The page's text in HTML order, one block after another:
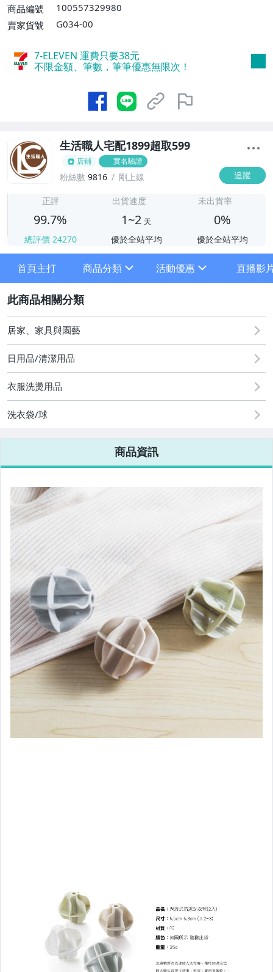
商品編號
100557329980
賣家貨號
G034-00
7-ELEVEN 運費只要38元
不限金額、筆數，筆筆優惠無限次！
生活職人宅配1899超取599
店鋪 實名驗證
粉絲數 9816 剛上線 追蹤
正評
99.7%
總評價 24270
出貨速度
1~2 天
優於全站平均
未出貨率
0%
優於全站平均
首頁主打 商品分類
⬛零食專區滿99元折扣9元
烤肉用品
⬛環保餐具
輕鬆拉推專區
■涼感製冰商品
■旅行類商品
■雨具/除濕專區
■寵物用品系列
■居家小物專區
■■美容保養與彩妝
■髮飾專區
■香氛專區
■晾曬專區
■居家安全
活動優惠
狂歡88節
[專區] 初夏陽光灑熱力 輕鬆晾曬不費力
直播影
居家、家具與園藝
日用品/清潔用品
衣服洗燙用品
洗衣袋/球
商品資訊